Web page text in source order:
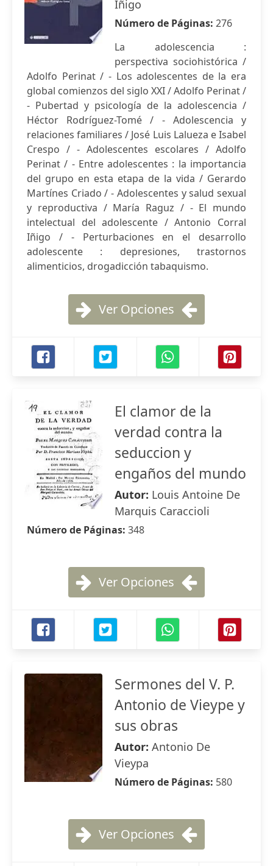
Íñigo
Número de Páginas: 276
La adolescencia :
perspectiva sociohistórica /
Adolfo Perinat / - Los adolescentes de la era
global comienzos del siglo XXI / Adolfo Perinat /
- Pubertad y psicología de la adolescencia /
Héctor Rodríguez-Tomé / - Adolescencia y
relaciones familiares / José Luis Lalueza e Isabel
Crespo / - Adolescentes escolares / Adolfo
Perinat / - Entre adolescentes : la importancia
del grupo en esta etapa de la vida / Gerardo
Martínes Criado / - Adolescentes y salud sexual
y reproductiva / María Raguz / - El mundo
intelectual del adolescente / Antonio Corral
Iñigo / - Perturbaciones en el desarrollo
adolescente : depresiones, trastornos
alimenticios, drogadicción tabaquismo.
Ver Opciones
El clamor de la
verdad contra la
seduccion y
engaños del mundo
Autor: Louis Antoine De
Marquis Caraccioli
Número de Páginas: 348
Ver Opciones
Sermones del V. P.
Antonio de Vieype y
sus obras
Autor: Antonio De
Vieypa
Número de Páginas: 580
Ver Opciones